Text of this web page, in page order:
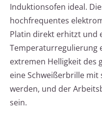
Induktionsofen ideal.
hochfrequentes
Platin direkt erhitzt und
Temperaturregulierung
extremen Helligkeit des
eine Schweißerbrille
werden, und der
sein.